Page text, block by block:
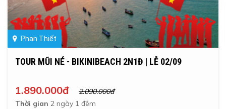
Phan Thiết
TOUR MŨI NÉ - BIKINIBEACH 2N1Đ | LỄ 02/09
1.890.000đ
2.090.000đ
Thời gian 2 ngày 1 đêm